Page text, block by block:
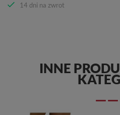
14 dni na zwrot
INNE